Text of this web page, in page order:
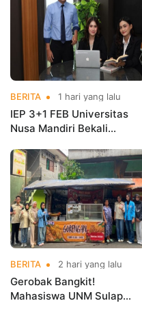
BERITA 1 hari yang lalu
IEP 3+1 FEB Universitas
Nusa Mandiri Bekali
Kerja Sebelum Lulus
BERITA 2 hari yang lalu
Gerobak Bangkit!
Mahasiswa UNM Sulap